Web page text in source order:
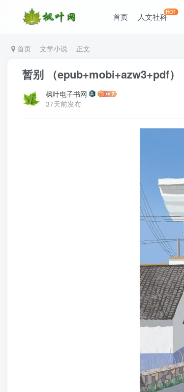
首页 人文社科HOT
首页 文学小说 正文
暂别 （epub+mobi+azw3+pdf）
枫叶电子书网
37天前发布